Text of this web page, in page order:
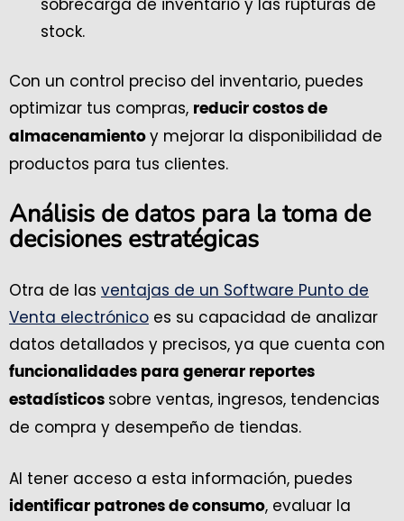
stock.
Con un control preciso del inventario, puedes
optimizar tus compras, reducir costos de
almacenamiento y mejorar la disponibilidad de
productos para tus clientes.
Análisis de datos para la toma de
decisiones estratégicas
Otra de las ventajas de un Software Punto de
Venta electrónico es su capacidad de analizar
datos detallados y precisos, ya que cuenta con
funcionalidades para generar reportes
estadísticos sobre ventas, ingresos, tendencias
de compra y desempeño de tiendas.
Al tener acceso a esta información, puedes
identificar patrones de consumo, evaluar la